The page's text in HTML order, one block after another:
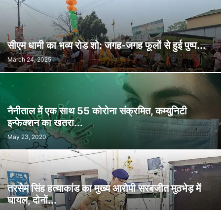
सीएम धामी का भव्य रोड शो: जगह-जगह फूलों से हुई पुष्प...
March 24, 2025
नैनीताल में एक साथ 55 कोरोना संक्रमित, कम्युनिटी
इन्फेक्शन का खतरा...
May 23, 2020
तरसेम सिंह हत्याकांड का मुख्य आरोपी सरबजीत मुठभेड़ में
घायल, दोनों...